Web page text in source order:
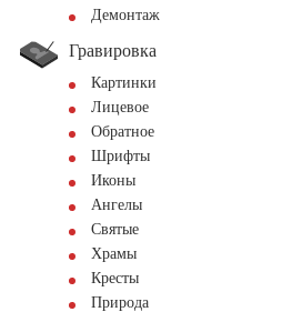
Демонтаж
Гравировка
Картинки
Лицевое
Обратное
Шрифты
Иконы
Ангелы
Святые
Храмы
Кресты
Природа